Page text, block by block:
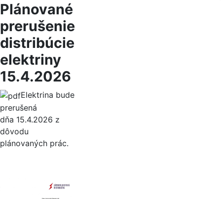
Plánované
prerušenie
distribúcie
elektriny
15.4.2026
Elektrina bude
prerušená
dňa 15.4.2026 z
dôvodu
plánovaných prác.